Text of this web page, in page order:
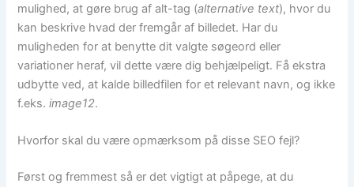
mulighed, at gøre brug af alt-tag (alternative text), hvor du
kan beskrive hvad der fremgår af billedet. Har du
muligheden for at benytte dit valgte søgeord eller
variationer heraf, vil dette være dig behjælpeligt. Få ekstra
udbytte ved, at kalde billedfilen for et relevant navn, og ikke
f.eks.image12.
Hvorfor skal du være opmærksom på disse SEO fejl?
Først og fremmest så er det vigtigt at påpege, at du